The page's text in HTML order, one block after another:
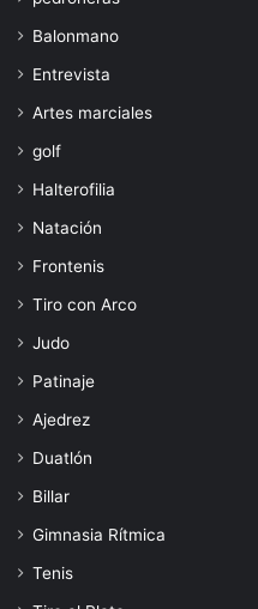
Balonmano
Entrevista
Artes marciales
golf
Halterofilia
Natación
Frontenis
Tiro con Arco
Judo
Patinaje
Ajedrez
Duatlón
Billar
Gimnasia Rítmica
Tenis